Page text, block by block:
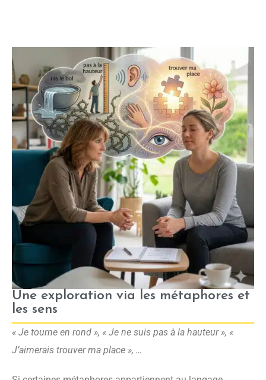
Une exploration via les métaphores et
les sens
« Je tourne en rond », « Je ne suis pas à la hauteur », «
J’aimerais trouver ma place », …